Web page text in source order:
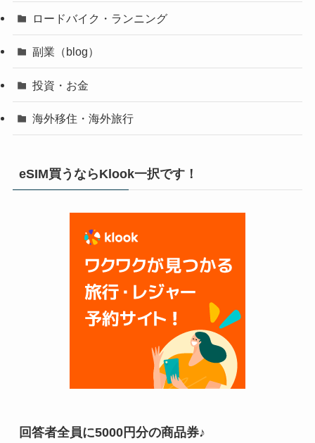
ロードバイク・ランニング
副業（blog）
投資・お金
海外移住・海外旅行
eSIM買うならKlook一択です！
回答者全員に5000円分の商品券♪